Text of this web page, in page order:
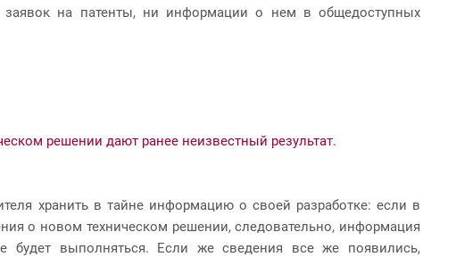
заявок на патенты, ни информации о нем в общедоступных
решении дают ранее неизвестный результат.
хранить в тайне информацию о своей разработке: если в
о новом техническом решении, следовательно, информация
будет выполняться. Если же сведения все же появились,